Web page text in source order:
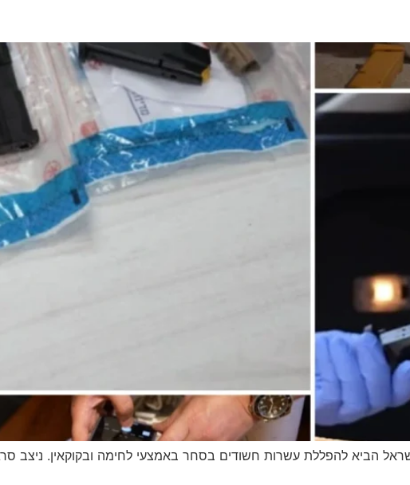
הביא להפללת עשרות חשודים בסחר באמצעי לחימה ובקוקאין. ניצב